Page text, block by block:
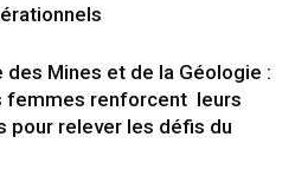
des Mines et de la Géologie :
femmes renforcent leurs
pour relever les défis du